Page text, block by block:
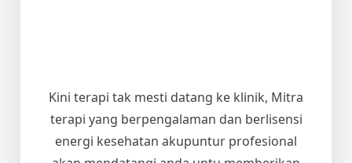
Kini terapi tak mesti datang ke klinik, Mitra
terapi yang berpengalaman dan berlisensi
energi kesehatan akupuntur profesional